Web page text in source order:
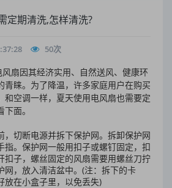
定期清洗,怎样清洗?
50次
扇因其经济实用、自然送风、健康环
青睐。为了降温，许多家庭用户在购买
和空调一样，夏天使用电风扇也需要定
面。
，切断电源并拆下保护网。拆卸保护网
指。保护网一般用扣子或螺钉固定，扣
扣子，螺丝固定的风扇需要用螺丝刀拧
，放入清洁盆中。 (注：拆下的卡
放在小盒子里，以免丢失)